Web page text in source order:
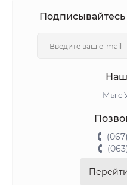
Подписывайтесь
Наш
Мы с